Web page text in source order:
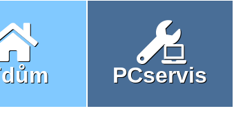
PCservis